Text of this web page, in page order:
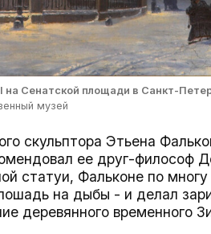
Сенатской площади в Санкт-
музей
скульптора Этьена
ее друг-философ
статуи, Фальконе по
на дыбы - и делал
деревянного временного